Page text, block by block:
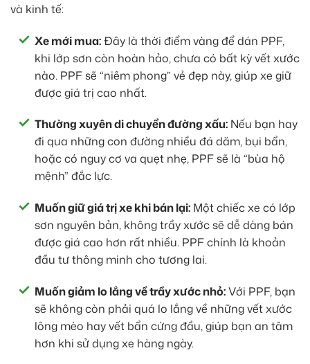
và kinh tế:
Xe mới mua:Đây là thời điểm vàng để dán PPF,
khi lớp sơn còn hoàn hảo, chưa có bất kỳ vết xước
nào. PPF sẽ “niêm phong” vẻ đẹp này, giúp xe giữ
được giá trị cao nhất.
Thường xuyên di chuyển đường xấu: Nếu bạn hay
đi qua những con đường nhiều đá dăm, bụi bẩn,
hoặc có nguy cơ va quẹt nhẹ, PPF sẽ là “bùa hộ
mệnh” đắc lực.
Muốn giữ giá trị xe khi bán lại: Một chiếc xe có lớp
sơn nguyên bản, không trầy xước sẽ dễ dàng bán
được giá cao hơn rất nhiều. PPF chính là khoản
đầu tư thông minh cho tương lai.
Muốn giảm lo lắng về trầy xước nhỏ:Với PPF, bạn
sẽ không còn phải quá lo lắng về những vết xước
lông mèo hay vết bẩn cứng đầu, giúp bạn an tâm
hơn khi sử dụng xe hàng ngày.